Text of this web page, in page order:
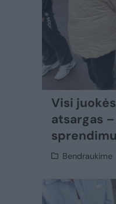
Visi
atsargas
sprendimu
Bendraukime